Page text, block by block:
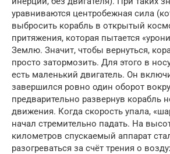
уравниваются центробежная сила
выбросить корабль в открытый
притяжения, которая пытается
Землю. Значит, чтобы вернуться,
просто затормозить. Для этого в
есть маленький двигатель. Он
завершился ровно один оборот
предварительно развернув корабль
движения. Когда скорость упала,
начал стремительно падать. На
километров спускаемый аппарат
разогреваться за счёт трения о